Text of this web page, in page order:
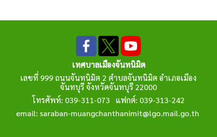
เทศบาลเมืองจันทนิมิต
เลขที่ 999 ถนนจันทนิมิต 2 ตำบลจันทนิมิต อำเภอเมือง
จันทบุรี จังหวัดจันทบุรี 22000
โทรศัพท์: 039-311-073 แฟกต์: 039-313-242
email: saraban-muangchanthanimit@lgo.mail.go.th